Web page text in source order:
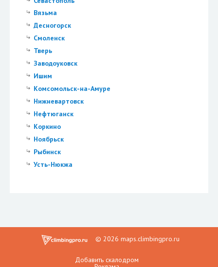
Вязьма
Десногорск
Смоленск
Тверь
Заводоуковск
Ишим
Комсомольск-на-Амуре
Нижневартовск
Нефтюганск
Коркино
Ноябрьск
Рыбинск
Усть-Нюкжа
© 2026 maps.climbingpro.ru
Добавить скалодром